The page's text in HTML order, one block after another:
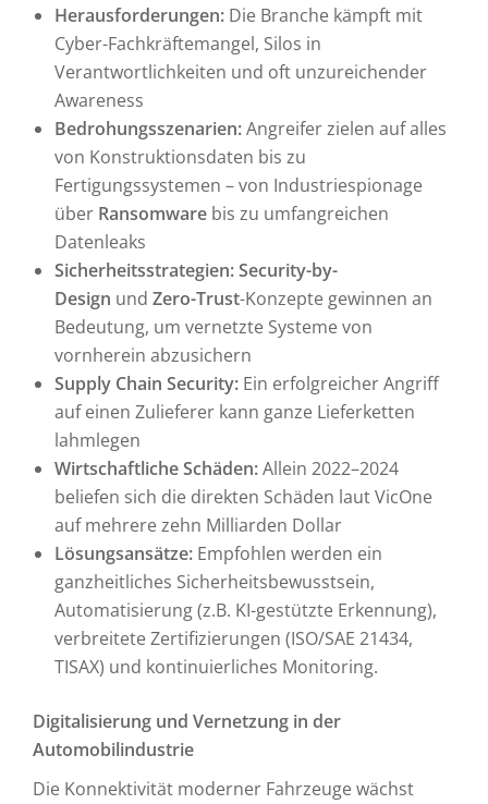
Herausforderungen: Die Branche kämpft mit
Cyber-Fachkräftemangel, Silos in
Verantwortlichkeiten und oft unzureichender
Awareness
Bedrohungsszenarien:Angreifer zielen auf alles
von Konstruktionsdaten bis zu
Fertigungssystemen – von Industriespionage
über Ransomware bis zu umfangreichen
Datenleaks
Sicherheitsstrategien:Security-by-
Design und Zero-Trust-Konzepte gewinnen an
Bedeutung, um vernetzte Systeme von
vornherein abzusichern
Supply Chain Security: Ein erfolgreicher Angriff
auf einen Zulieferer kann ganze Lieferketten
lahmlegen
Wirtschaftliche Schäden:Allein 2022–2024
beliefen sich die direkten Schäden laut VicOne
auf mehrere zehn Milliarden Dollar
Lösungsansätze: Empfohlen werden ein
ganzheitliches Sicherheitsbewusstsein,
Automatisierung (z.B. KI-gestützte Erkennung),
verbreitete Zertifizierungen (ISO/SAE 21434,
TISAX) und kontinuierliches Monitoring.
Digitalisierung und Vernetzung in der
Automobilindustrie
Die Konnektivität moderner Fahrzeuge wächst